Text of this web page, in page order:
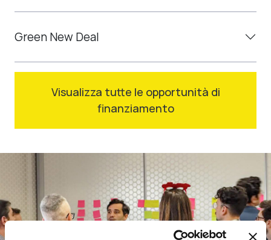
Green New Deal
Visualizza tutte le opportunità di
finanziamento